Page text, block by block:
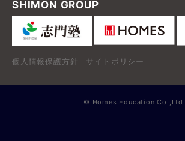
SHIMON GROUP
個人情報保護方針 サイトポリシー
© Homes Education Co.,Ltd.